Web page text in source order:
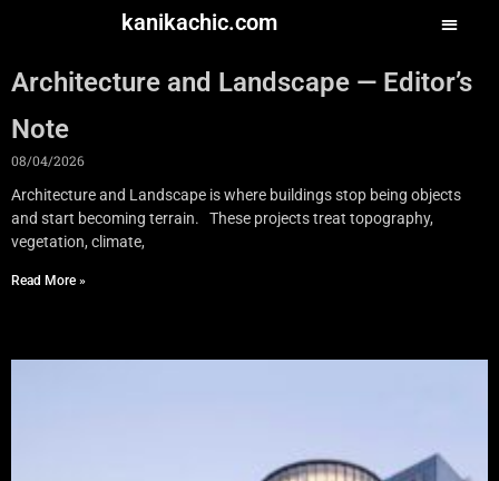
kanikachic.com
Architecture and Landscape — Editor’s
Note
08/04/2026
Architecture and Landscape is where buildings stop being objects
and start becoming terrain. These projects treat topography,
vegetation, climate,
Read More »